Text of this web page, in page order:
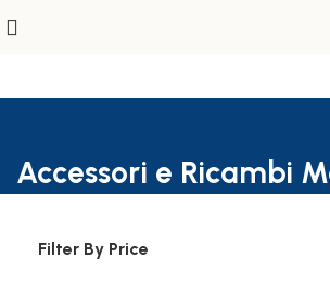
Accessori e Ricambi
Filter By Price